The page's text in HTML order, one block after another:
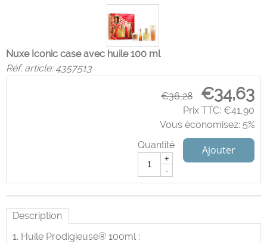
Nuxe Iconic case avec huile 100 ml
Réf. article: 4357513
€36,28 €34,63
Prix TTC: €41,90
Vous économisez: 5%
Quantité
+
-
Ajouter
Description
1. Huile Prodigieuse® 100ml :